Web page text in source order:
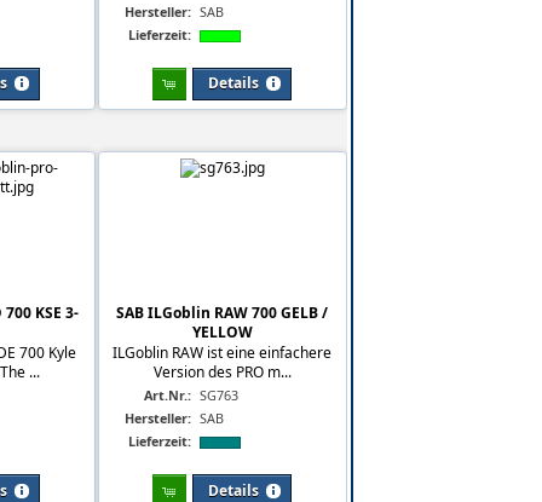
Hersteller: SAB
Lieferzeit:
Details
KSE 3-
700 Kyle
...
SAB ILGoblin RAW 700 GELB /
YELLOW
ILGoblin RAW ist eine einfachere
Version des PRO m...
Art.Nr.: SG763
Hersteller: SAB
Lieferzeit:
Details